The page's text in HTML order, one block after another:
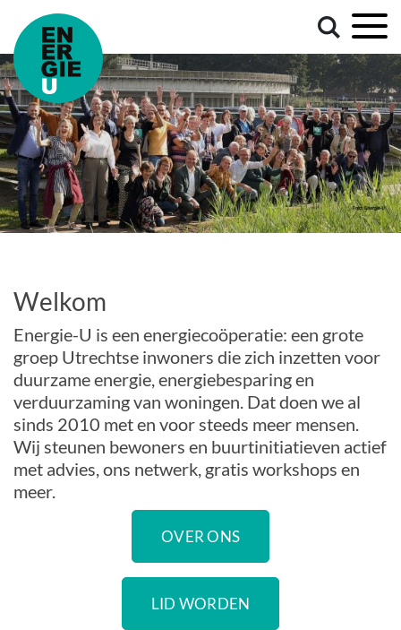
Welkom
Energie-U is een energiecoöperatie: een grote
groep Utrechtse inwoners die zich inzetten voor
duurzame energie, energiebesparing en
verduurzaming van woningen. Dat doen we al
sinds 2010 met en voor steeds meer mensen.
Wij steunen bewoners en buurtinitiatieven actief
met advies, ons netwerk, gratis workshops en
meer.
OVER ONS
LID WORDEN